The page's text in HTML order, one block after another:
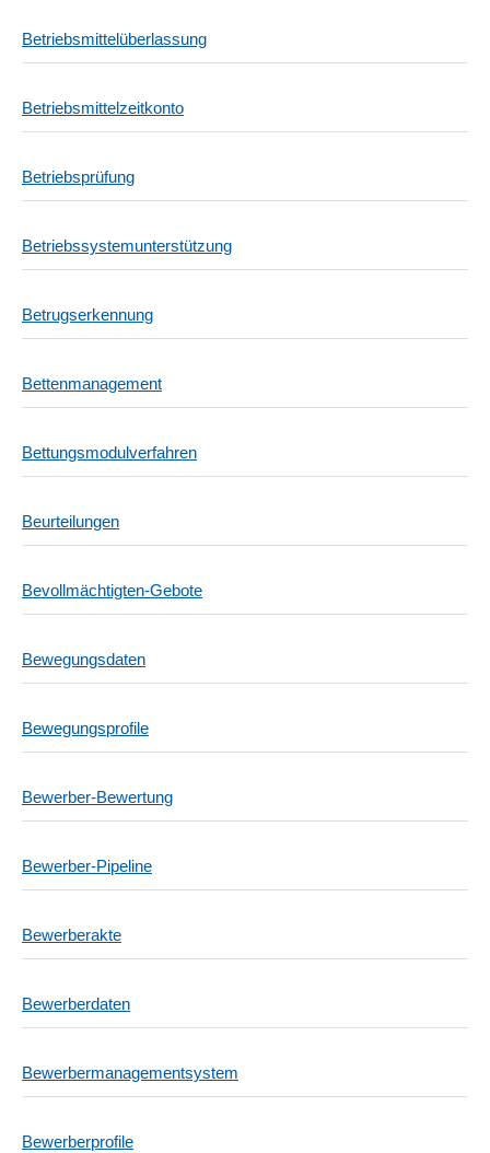
Betriebsmittelüberlassung
Betriebsmittelzeitkonto
Betriebsprüfung
Betriebssystemunterstützung
Betrugserkennung
Bettenmanagement
Bettungsmodulverfahren
Beurteilungen
Bevollmächtigten-Gebote
Bewegungsdaten
Bewegungsprofile
Bewerber-Bewertung
Bewerber-Pipeline
Bewerberakte
Bewerberdaten
Bewerbermanagementsystem
Bewerberprofile